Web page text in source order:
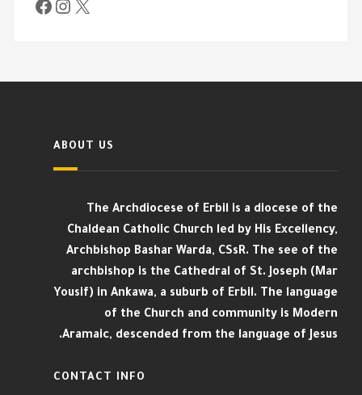
ABOUT US
The Archdiocese of Erbil is a diocese of the
Chaldean Catholic Church led by His Excellency,
Archbishop Bashar Warda, CSsR. The see of the
archbishop is the Cathedral of St. Joseph (Mar
Yousif) in Ankawa, a suburb of Erbil. The language
of the Church and community is Modern
Aramaic, descended from the language of Jesus.
CONTACT INFO